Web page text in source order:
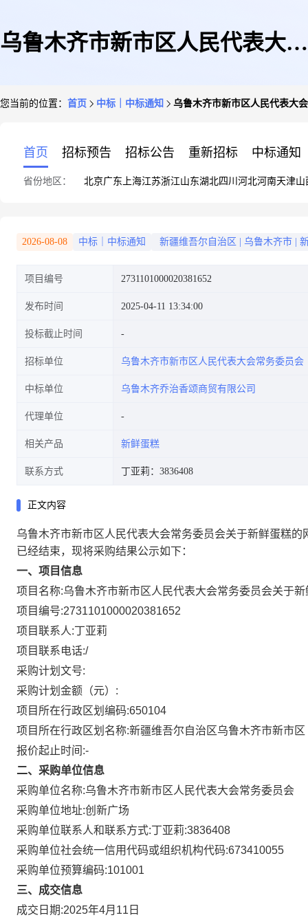
乌鲁木齐市新市区人民代表大会
您当前的位置： 首页 中标｜中标通知 乌鲁木齐市新市区人民代表大
首页 招标预告 招标公告 重新招标 中标通知
省份地区： 北京广东 上海江苏浙江山东湖北四川 河北河南天津山
2026-08-08 中标｜中标通知 新疆维吾尔自治区 乌鲁木齐市
项目编号 2731101000020381652
发布时间 2025-04-11 13:34:00
投标截止时间
招标单位 乌鲁木齐市新市区人民代表大会常务委员会
中标单位 乌鲁木齐乔治香颂商贸有限公司
代理单位
相关产品 新鲜蛋糕
联系方式 丁亚莉：3836408
正文内容
乌鲁木齐市新市区人民代表大会常务委员会关于新鲜蛋糕的
已经结束，现将采购结果公示如下：
一、项目信息
项目名称:乌鲁木齐市新市区人民代表大会常务委员会关于
项目编号:2731101000020381652
项目联系人:丁亚莉
项目联系电话:/
采购计划文号:
采购计划金额（元）:
项目所在行政区划编码:650104
项目所在行政区划名称:新疆维吾尔自治区乌鲁木齐市新市区
报价起止时间:-
二、采购单位信息
采购单位名称:乌鲁木齐市新市区人民代表大会常务委员会
采购单位地址:创新广场
采购单位联系人和联系方式:丁亚莉:3836408
采购单位社会统一信用代码或组织机构代码:673410055
采购单位预算编码:101001
三、成交信息
成交日期:2025年4月11日